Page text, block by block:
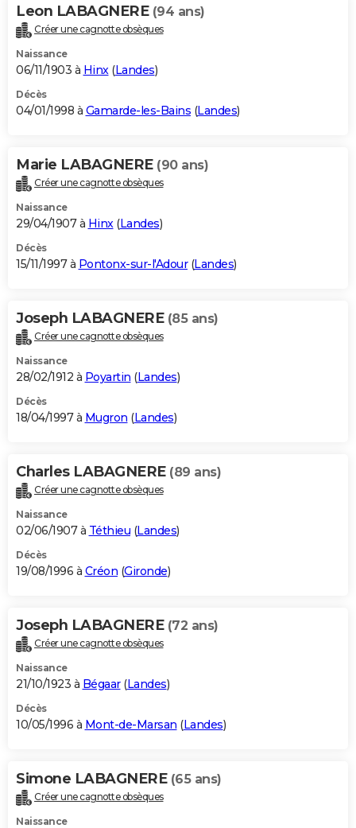
Leon LABAGNERE (94 ans)
Créer une cagnotte obsèques
Naissance
06/11/1903 à Hinx(Landes)
Décès
04/01/1998 à Gamarde-les-Bains (Landes)
Marie LABAGNERE (90 ans)
Créer une cagnotte obsèques
Naissance
29/04/1907 à Hinx(Landes)
Décès
15/11/1997 à Pontonx-sur-l'Adour(Landes)
Joseph LABAGNERE (85 ans)
Créer une cagnotte obsèques
Naissance
28/02/1912 à Poyartin (Landes)
Décès
18/04/1997 à Mugron (Landes)
Charles LABAGNERE (89 ans)
Créer une cagnotte obsèques
Naissance
02/06/1907 à Téthieu (Landes)
Décès
19/08/1996 à Créon (Gironde)
Joseph LABAGNERE (72 ans)
Créer une cagnotte obsèques
Naissance
21/10/1923 à Bégaar(Landes)
Décès
10/05/1996 à Mont-de-Marsan (Landes)
Simone LABAGNERE (65 ans)
Créer une cagnotte obsèques
Naissance